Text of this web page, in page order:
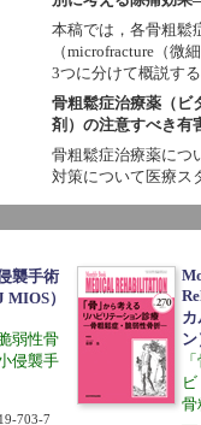
本稿では，各骨粗鬆
（microfracture（
3つに分けて概説す
骨粗鬆症治療薬（ビ
剤）の注意すべき有
骨粗鬆症治療薬につ
対策について医療ス
襲手術
MIOS）
弱性骨
侵襲手
703-7
ン
骨